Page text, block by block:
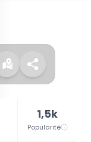
1,5k
Popularité